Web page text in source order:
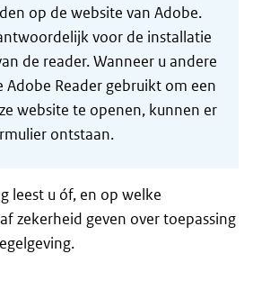
op de website van Adobe.
voor de installatie
de reader. Wanneer u andere
Reader gebruikt om een
website te openen, kunnen er
ontstaan.
leest u óf, en op welke
zekerheid geven over toepassing